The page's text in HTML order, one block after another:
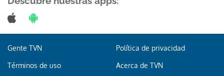
Gente TVN Política de privacidad
Términos de uso Acerca de TVN